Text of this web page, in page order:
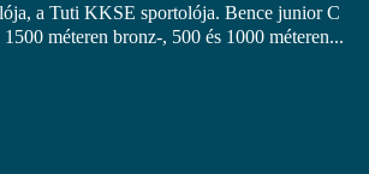
a Tuti KKSE sportolója. Bence junior C
méteren bronz-, 500 és 1000 méteren...